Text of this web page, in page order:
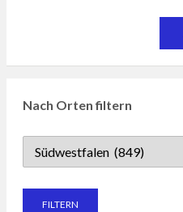
Nach Orten filtern